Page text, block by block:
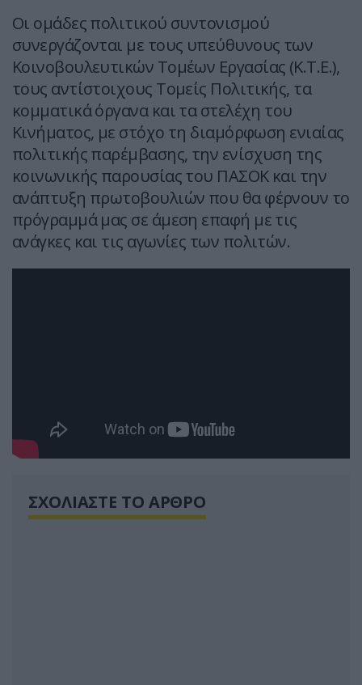
Οι ομάδες πολιτικού συντονισμού
συνεργάζονται με τους υπεύθυνους των
Κοινοβουλευτικών Τομέων Εργασίας (Κ.Τ.Ε.),
τους αντίστοιχους Τομείς Πολιτικής, τα
κομματικά όργανα και τα στελέχη του
Κινήματος, με στόχο τη διαμόρφωση ενιαίας
πολιτικής παρέμβασης, την ενίσχυση της
κοινωνικής παρουσίας του ΠΑΣΟΚ και την
ανάπτυξη πρωτοβουλιών που θα φέρνουν το
πρόγραμμά μας σε άμεση επαφή με τις
ανάγκες και τις αγωνίες των πολιτών.
ΣΧΟΛΙΑΣΤΕ ΤΟ ΑΡΘΡΟ